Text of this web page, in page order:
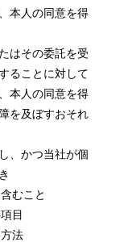
本人の同意を得
はその委託を受
ることに対して
本人の同意を得
を及ぼすおそれ
、かつ当社が個
むこと
目
法